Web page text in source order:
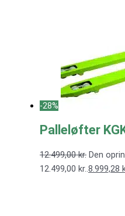
-28%
Palleløfter
12.499,00kr. Den
12.499,00 kr..8.999,28